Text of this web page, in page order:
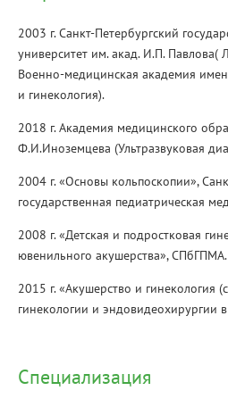
2003 г. Санкт-Петербургский
университет им. акад. И.П. Павлова(
Военно-медицинская академия
и гинекология).
2018 г. Академия медицинского
Ф.И.Иноземцева (Ультразвуковая
2004 г. «Основы кольпоскопии»,
государственная педиатрическая
2008 г. «Детская и подростковая
ювенильного акушерства», СПбГПМА.
2015 г. «Акушерство и гинекология
гинекологии и эндовидеохирургии
Специализация